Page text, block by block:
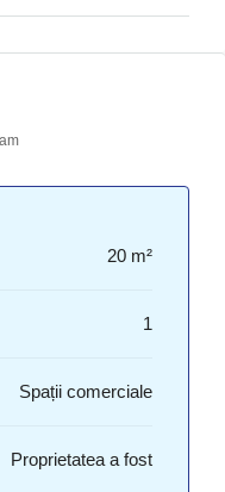
20 m²
1
Spații comerciale
Proprietatea a fost